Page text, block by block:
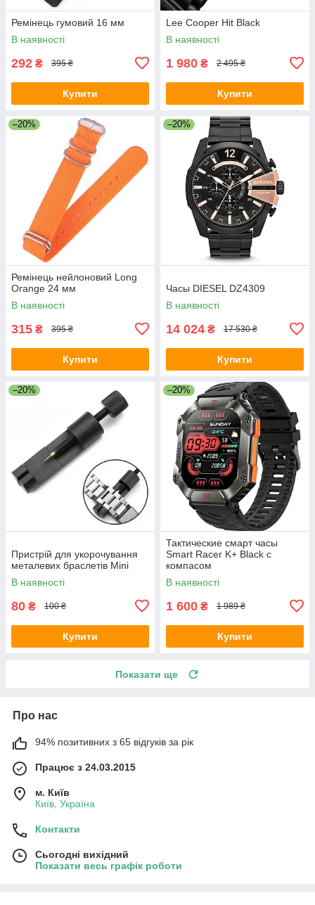
Ремінець гумовий 16 мм
В наявності
292 ₴ 395 ₴
Купити
Lee Cooper Hit Black
В наявності
1 980 ₴ 2 495 ₴
Купити
–20%
Ремінець нейлоновий Long
Orange 24 мм
В наявності
315 ₴ 395 ₴
Купити
–20%
Часы DIESEL DZ4309
В наявності
14 024 ₴ 17 530 ₴
Купити
–20%
Пристрій для укорочування
металевих браслетів Mini
В наявності
80 ₴ 100 ₴
Купити
–20%
Тактические смарт часы
Smart Racer K+ Black с
компасом
В наявності
1 600 ₴ 1 989 ₴
Купити
Показати ще
Про нас
94% позитивних з 65 відгуків за рік
Працює з 24.03.2015
м. Київ
Київ, Україна
Контакти
Сьогодні вихідний
Показати весь графік роботи